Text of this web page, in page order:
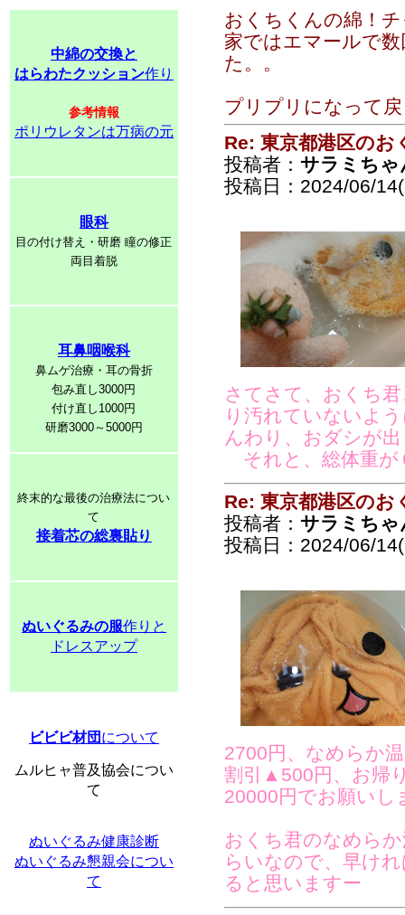
中綿の交換と
はらわたクッション作り
参考情報
ポリウレタンは万病の元
眼科
目の付け替え・研磨 瞳の修正
両目着脱
耳鼻咽喉科
鼻ムゲ治療・耳の骨折
包み直し3000円
付け直し1000円
研磨3000～5000円
終末的な最後の治療法につい
て
接着芯の総裏貼り
ぬいぐるみの服作りと
ドレスアップ
ビビビ材団 について
ムルヒャ普及協会につい
て
ぬいぐるみ健康診断
ぬいぐるみ懇親会につい
て
おくちくんの綿！
家ではエマールで
た。。
プリプリになって
Re: 東京都港区のお
投稿者： サラミちゃ
投稿日：2024/06/
さてさて、おくち
り汚れていないよ
んわり、おダシが
それと、総体重が
Re: 東京都港区のお
投稿者： サラミちゃ
投稿日：2024/06/
2700円、なめらか
割引▲500円、お帰
20000円でお願いし
おくち君のなめら
らいなので、早け
ると思いますー